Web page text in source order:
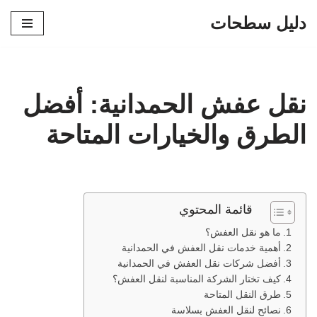
دليل سطحات
نقل عفش الحمدانية: أفضل
الطرق والخيارات المتاحة
قائمة المحتوي
ما هو نقل العفش؟
أهمية خدمات نقل العفش في الحمدانية
أفضل شركات نقل العفش في الحمدانية
كيف تختار الشركة المناسبة لنقل العفش؟
طرق النقل المتاحة
نصائح لنقل العفش بسلاسة